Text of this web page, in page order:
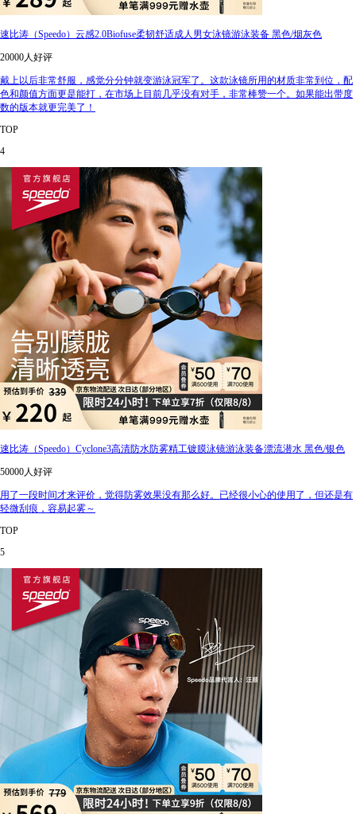
速比涛（Speedo）云感2.0Biofuse柔韧舒适成人男女泳镜游泳装备 黑色/烟灰色
20000人好评
戴上以后非常舒服，感觉分分钟就变游泳冠军了。这款泳镜所用的材质非常到位，配
色和颜值方面更是能打，在市场上目前几乎没有对手，非常棒赞一个。如果能出带度
数的版本就更完美了！
TOP
4
速比涛（Speedo）Cyclone3高清防水防雾精工镀膜泳镜游泳装备漂流潜水 黑色/银色
50000人好评
用了一段时间才来评价，觉得防雾效果没有那么好。已经很小心的使用了，但还是有
轻微刮痕，容易起雾～
TOP
5